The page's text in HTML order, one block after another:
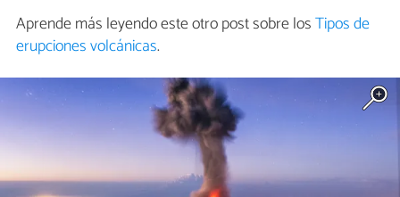
Aprende más leyendo este otro post sobre losTipos de
erupciones volcánicas.